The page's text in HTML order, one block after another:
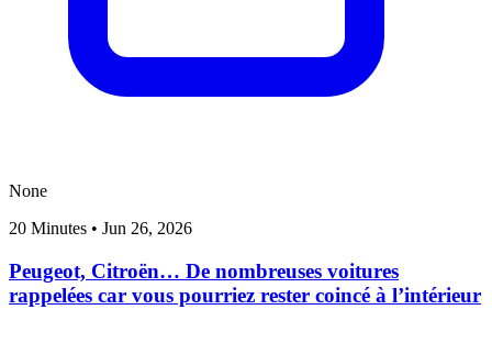
None
20 Minutes • Jun 26, 2026
Peugeot, Citroën… De nombreuses voitures
rappelées car vous pourriez rester coincé à l’intérieur